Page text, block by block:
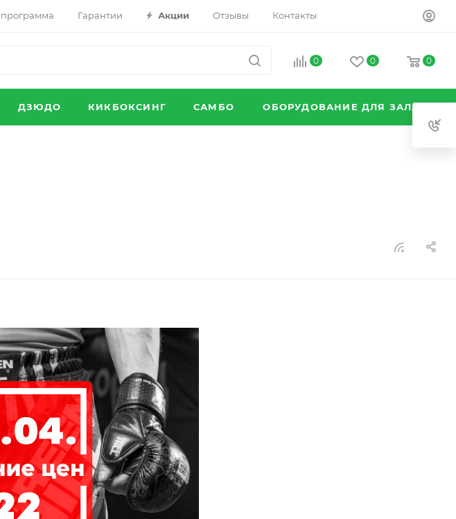
Гарантии Акции Отзывы Контакты
0 0 0
ДЗЮДО КИКБОКСИНГ САМБО ОБОРУДОВАНИЕ ДЛЯ ЗАЛА